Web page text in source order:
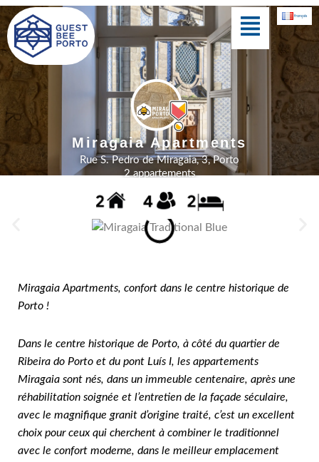
Aller
au
contenu
Menu français
Cedofeita Village
Miragaia Apartments
Rue S. Pedro de Miragaia, 3, Porto
2 appartements
Miragaia Apartments, confort dans le centre historique de
Porto !
Dans le centre historique de Porto, à côté du quartier de
Ribeira do Porto et du pont Luís I, les appartements
Miragaia sont nés, dans un immeuble centenaire, après une
réhabilitation soignée et l’entretien de la façade séculaire,
avec le magnifique granit d’origine traité, c’est un excellent
choix pour ceux qui cherchent à combiner le traditionnel
avec le confort moderne, dans le meilleur emplacement